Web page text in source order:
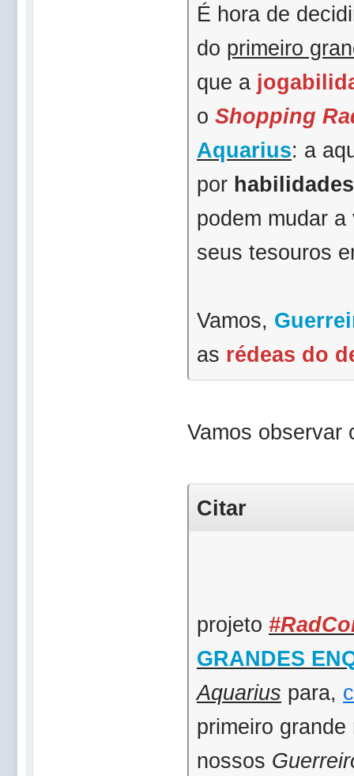
É hora de
do primeiro
que a
o Shopping
Aquarius: a
por habilidades
podem mudar
seus tesouros
Vamos,
as rédeas do
Vamos observar
Citar
projeto
GRANDES
Aquarius para,
primeiro
nossos